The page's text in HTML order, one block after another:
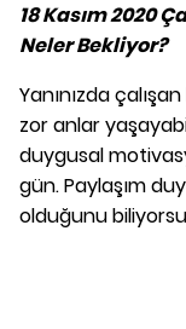
18 Kasım 2020
Neler Bekliyor?
Yanınızda
zor anlar
duygusal
gün. Paylaşım
olduğunu